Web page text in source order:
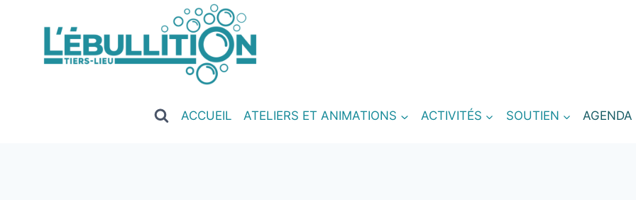
ACCUEIL ATELIERS ET ANIMATIONS ACTIVITÉS SOUTIEN AGENDA